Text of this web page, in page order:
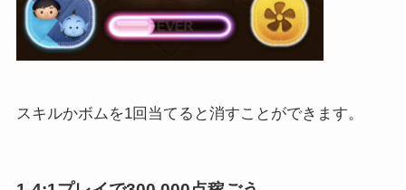
スキルかボムを1回当てると消すことができます。
1-4:1プレイで300,000点稼ごう